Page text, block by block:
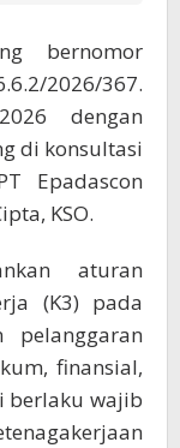
bernomor
2026/367.
dengan
di konsultasi
Epadascon
KSO.
aturan
(K3) pada
pelanggaran
finansial,
berlaku wajib